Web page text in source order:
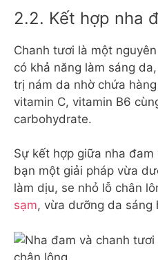
2.2. Kết hợp nha
Chanh tươi là một
có khả năng làm sáng
trị nám da nhờ chứa
vitamin C, vitamin B6
carbohydrate.
Sự kết hợp giữa nha
bạn một giải pháp vừa
làm dịu, se nhỏ lỗ chân
sạm, vừa dưỡng da sáng